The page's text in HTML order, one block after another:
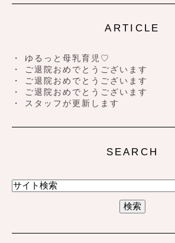
ARTICLE
ゆるっと母乳育児♡
ご退院おめでとうございます
ご退院おめでとうございます
ご退院おめでとうございます
スタッフが更新します
SEARCH